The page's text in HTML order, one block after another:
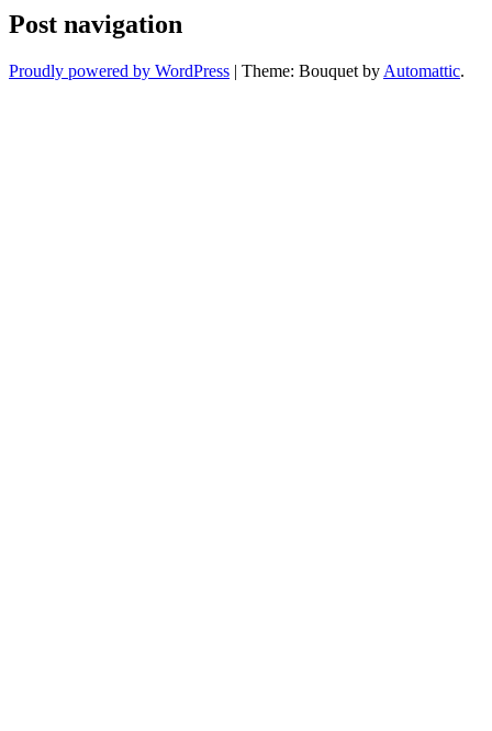
Post navigation
Proudly powered by WordPress | Theme: Bouquet by Automattic.